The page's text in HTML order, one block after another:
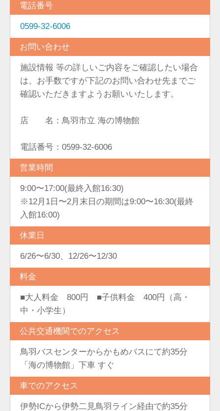
電話番号
0599-32-6006
お問い合わせ
施設情報 等の詳しいご内容をご確認したい場合
は、お手数ですが下記のお問い合わせ先までご
確認いただきますようお願いいたします。
店 名：鳥羽市立 海の博物館
電話番号：0599-32-6006
営業時間
9:00〜17:00(最終入館16:30)
※12月1日〜2月末日の期間は9:00〜16:30(最終
入館16:00)
休業日
6/26〜6/30、12/26〜12/30
料金
■大人料金 800円 ■子供料金 400円（高・
中・小学生）
公共交通機関でのアクセス
鳥羽バスセンターからかもめバスにて約35分
「海の博物館」下車 すぐ
車でのアクセス
伊勢ICから伊勢二見鳥羽ライン経由で約35分